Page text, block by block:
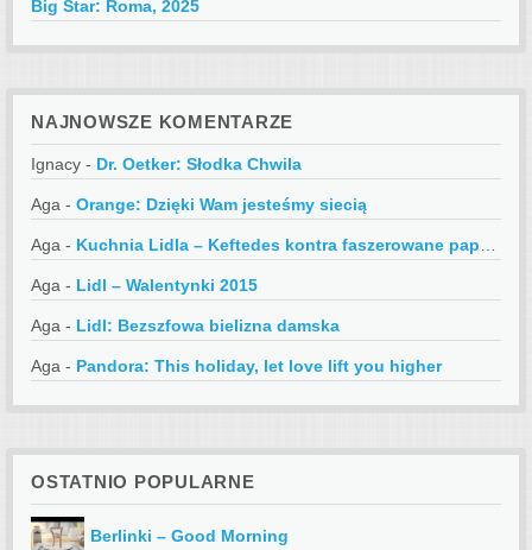
Big Star: Roma, 2025
NAJNOWSZE KOMENTARZE
Ignacy - Dr. Oetker: Słodka Chwila
Aga - Orange: Dzięki Wam jesteśmy siecią
Aga - Kuchnia Lidla – Keftedes kontra faszerowane papryczki
Aga - Lidl – Walentynki 2015
Aga - Lidl: Bezszfowa bielizna damska
Aga - Pandora: This holiday, let love lift you higher
OSTATNIO POPULARNE
Berlinki – Good Morning